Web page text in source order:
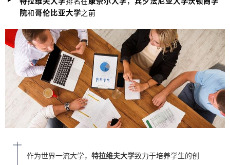
院和哥伦比亚大学之前
作为世界一流大学， 特拉维夫大学致力于培养学生的创